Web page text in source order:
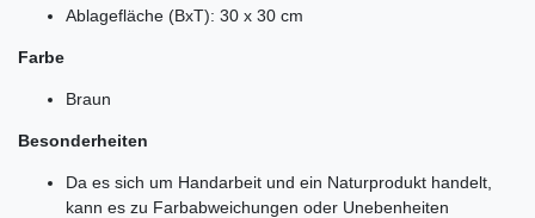
Ablagefläche (BxT): 30 x 30 cm
Farbe
Braun
Besonderheiten
Da es sich um Handarbeit und ein Naturprodukt handelt,
kann es zu Farbabweichungen oder Unebenheiten